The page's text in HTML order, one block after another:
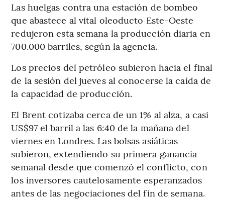
Las huelgas contra una estación de bombeo
que abastece al vital oleoducto Este-Oeste
redujeron esta semana la producción diaria en
700.000 barriles, según la agencia.
Los precios del petróleo subieron hacia el final
de la sesión del jueves al conocerse la caída de
la capacidad de producción.
El Brent cotizaba cerca de un 1% al alza, a casi
US$97 el barril a las 6:40 de la mañana del
viernes en Londres. Las bolsas asiáticas
subieron, extendiendo su primera ganancia
semanal desde que comenzó el conflicto, con
los inversores cautelosamente esperanzados
antes de las negociaciones del fin de semana.